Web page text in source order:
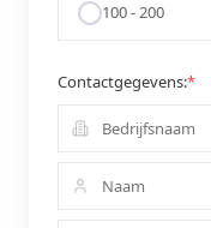
100 - 200
Contactgegevens:*